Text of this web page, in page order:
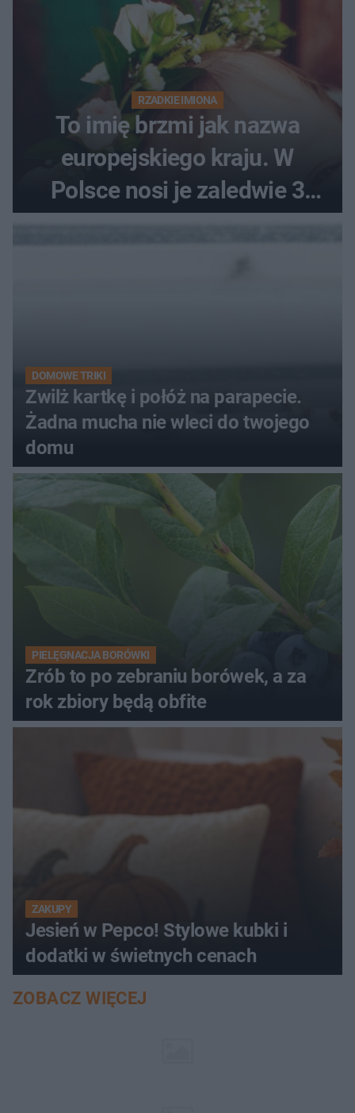
RZADKIE IMIONA
To imię brzmi jak nazwa
europejskiego kraju. W
Polsce nosi je zaledwie 3
DOMOWE TRIKI
Zwilż kartkę i połóż na parapecie.
Żadna mucha nie wleci do twojego
domu
PIELĘGNACJA BORÓWKI
Zrób to po zebraniu borówek, a za
rok zbiory będą obfite
ZAKUPY
Jesień w Pepco! Stylowe kubki i
dodatki w świetnych cenach
ZOBACZ WIĘCEJ